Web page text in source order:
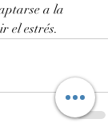
a la
el estrés.